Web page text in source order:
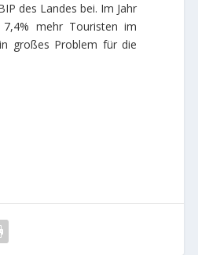
des Landes bei. Im Jahr
mehr Touristen im
großes Problem für die